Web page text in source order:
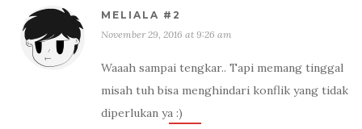
MELIALA #2
November 29, 2016 at 9:26 am
Waaah sampai tengkar.. Tapi memang tinggal
misah tuh bisa menghindari konflik yang tidak
diperlukan ya :)